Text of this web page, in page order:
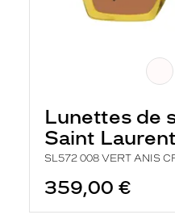
Lunettes de
Saint Laurent
SL572 008 VERT ANIS
359,00 €